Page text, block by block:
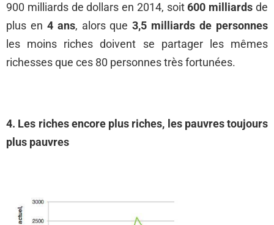
900 milliards de dollars en 2014, soit600 milliards de
plus en 4 ans, alors que3,5 milliards de personnes
les moins riches doivent se partager les mêmes
richesses que ces 80 personnes très fortunées.
4. Les riches encore plus riches, les pauvres toujours
plus pauvres